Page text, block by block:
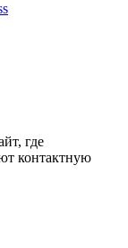
где
контактную